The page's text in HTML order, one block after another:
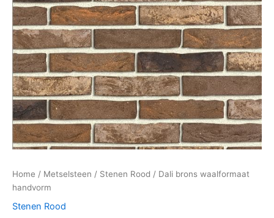
Home / Metselsteen / Stenen Rood / Dali brons waalformaat
handvorm
Stenen Rood